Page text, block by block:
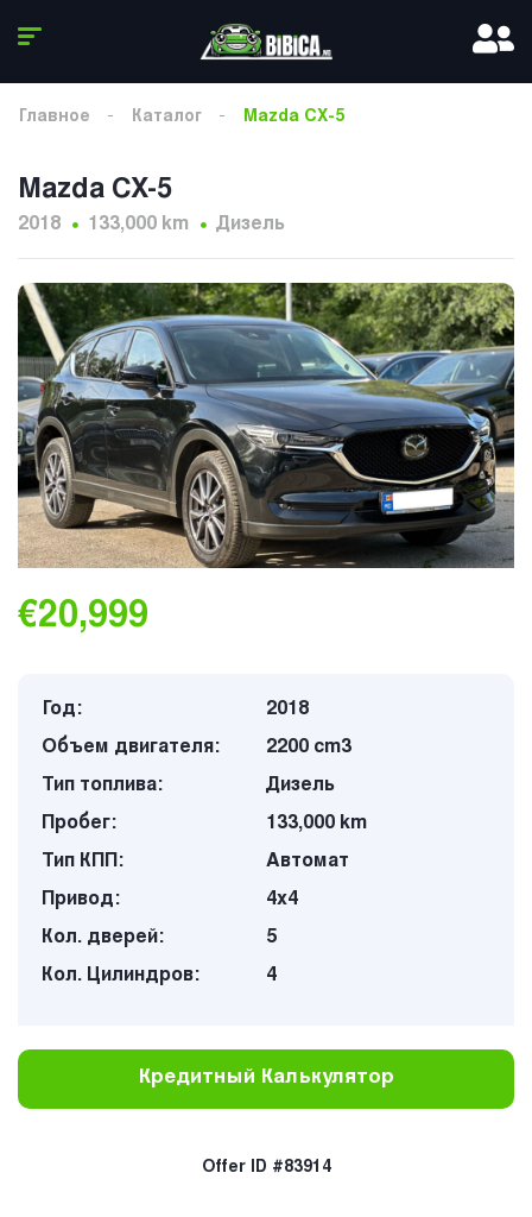
Главное Каталог Mazda CX-5
Mazda CX-5
2018 133,000 km Дизель
€20,999
Год:
2018
Объем двигателя:
2200 cm3
Тип топлива:
Дизель
Пробег:
133,000 km
Тип КПП:
Автомат
Привод:
4х4
Кол. дверей:
5
Кол. Цилиндров:
4
Кредитный Калькулятор
Offer ID #83914